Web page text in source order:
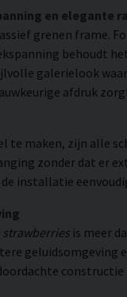
en elegante
grenen frame.
behoudt
galerielook
afdruk
te maken, zijn alle
zonder dat er
installatie
strawberries is meer
geluidsomgeving